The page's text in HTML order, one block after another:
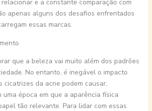
e a constante comparação com
apenas alguns dos desafios enfrentados
essas marcas.
que a beleza vai muito além dos padrões
No entanto, é inegável o impacto
cicatrizes da acne podem causar,
uma época em que a aparência física
tão relevante. Para lidar com essas